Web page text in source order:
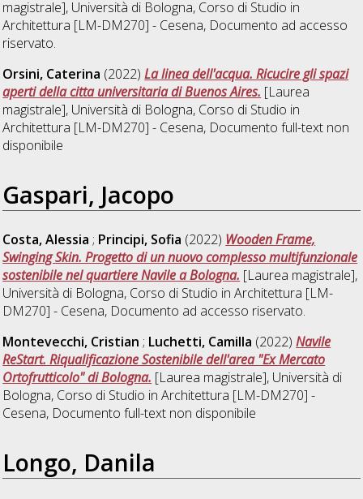
magistrale], Università di Bologna, Corso di Studio in
Architettura [LM-DM270] - Cesena, Documento ad accesso
riservato.
Orsini, Caterina (2022)La linea dell'acqua. Ricucire gli spazi
aperti della citta universitaria di Buenos Aires. [Laurea
magistrale], Università di Bologna, Corso di Studio in
Architettura [LM-DM270] - Cesena, Documento full-text non
disponibile
Gaspari, Jacopo
Costa, Alessia ; Principi, Sofia (2022) Wooden Frame,
Swinging Skin. Progetto di un nuovo complesso multifunzionale
sostenibile nel quartiere Navile a Bologna. [Laurea magistrale],
Università di Bologna, Corso di Studio inArchitettura [LM-
DM270] - Cesena, Documento ad accesso riservato.
Montevecchi, Cristian ; Luchetti, Camilla (2022)Navile
ReStart. Riqualificazione Sostenibile dell'area "Ex Mercato
Ortofrutticolo" di Bologna. [Laurea magistrale], Università di
Bologna, Corso di Studio inArchitettura [LM-DM270] -
Cesena, Documento full-text non disponibile
Longo, Danila